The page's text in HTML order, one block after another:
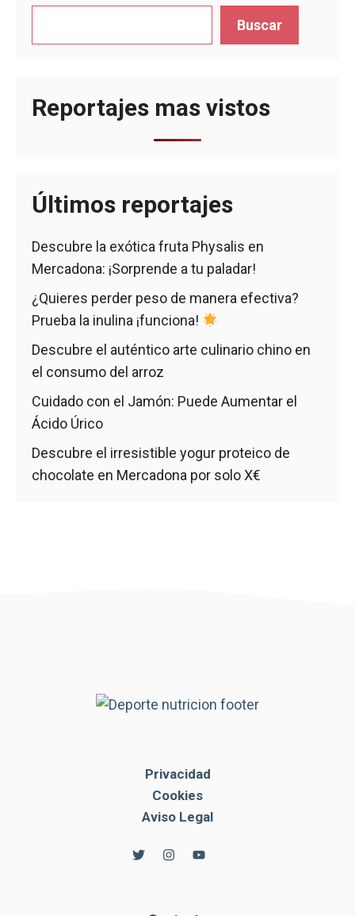
Buscar
Reportajes mas vistos
Últimos reportajes
Descubre la exótica fruta Physalis en
Mercadona: ¡Sorprende a tu paladar!
¿Quieres perder peso de manera efectiva?
Prueba la inulina ¡funciona!
Descubre el auténtico arte culinario chino en
el consumo del arroz
Cuidado con el Jamón: Puede Aumentar el
Ácido Úrico
Descubre el irresistible yogur proteico de
chocolate en Mercadona por solo X€
Privacidad
Cookies
Aviso Legal